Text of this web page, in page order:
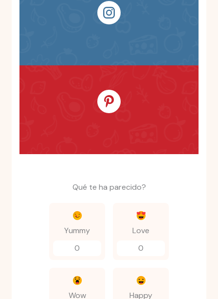
Qué te ha parecido?
Yummy
0
Love
0
Wow
Happy